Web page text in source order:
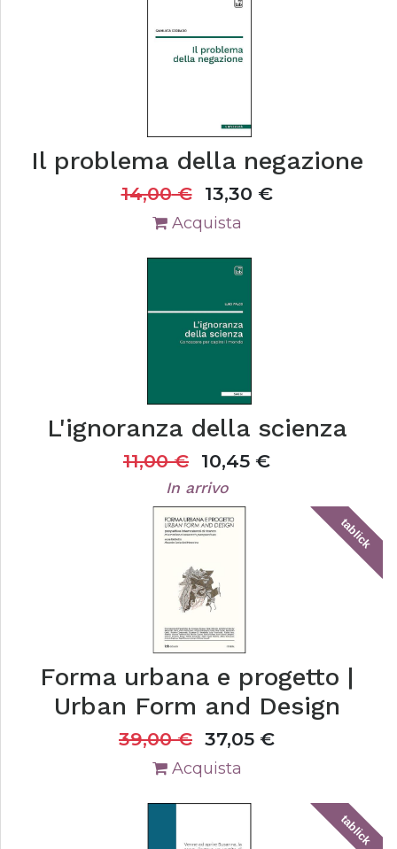
Il problema della negazione
14,00€ 13,30 €
Acquista
L'ignoranza della scienza
11,00€ 10,45 €
In arrivo
tablick
Forma urbana e progetto |
Urban Form and Design
39,00€ 37,05 €
Acquista
tablick